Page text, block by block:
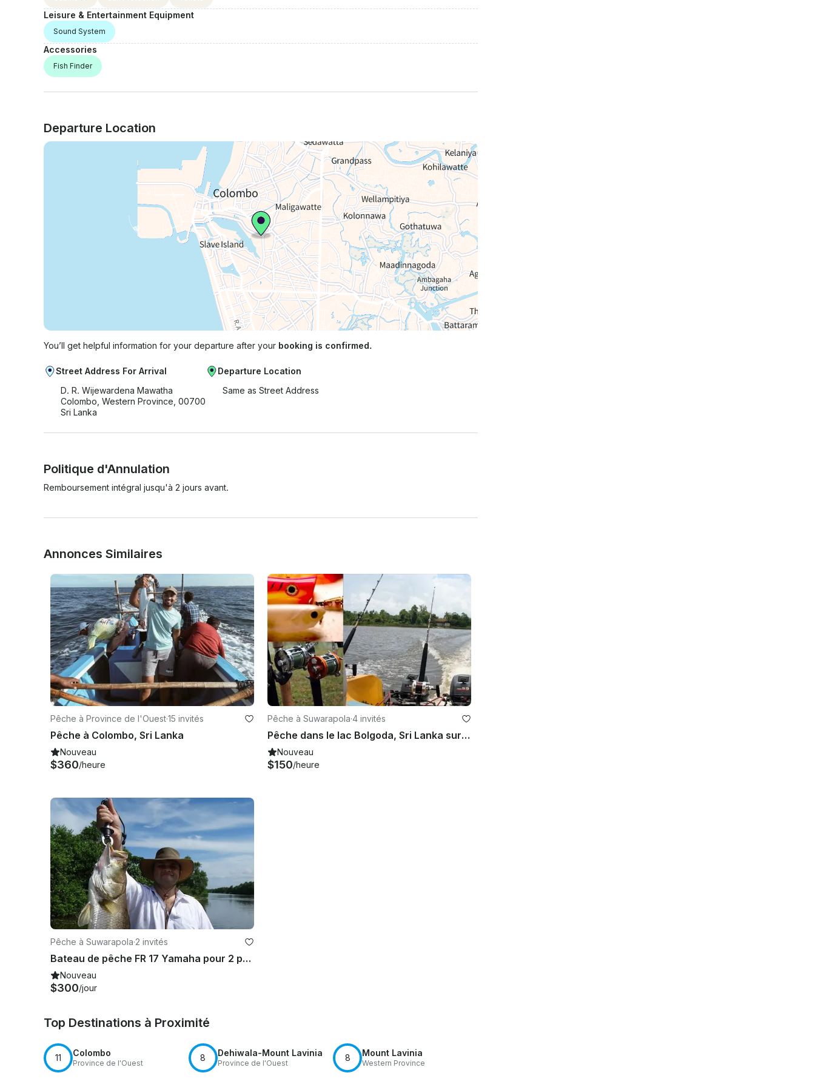
Leisure & Entertainment Equipment
Sound System
Accessories
Fish Finder
Departure Location
You’ll get helpful information for your departure after your booking is confirmed.
Street Address For Arrival
D. R. Wijewardena Mawatha
Colombo, Western Province, 00700
Sri Lanka
Departure Location
Same as Street Address
Politique d'Annulation
Remboursement intégral jusqu'à 2 jours avant.
Annonces Similaires
Pêche à Province de l'Ouest·15 invités
Pêche à Colombo, Sri Lanka
Nouveau
$360/heure
Pêche à Suwarapola·4 invités
Pêche dans le lac Bolgoda, Sri Lanka sur une coque de pêche 19
Nouveau
$150/heure
Pêche à Suwarapola·2 invités
Bateau de pêche FR 17 Yamaha pour 2 pêcheurs dans le lac Bolgoda, Sri Lanka
Nouveau
$300/jour
Top Destinations à Proximité
11 Colombo
Province de l'Ouest
8 Dehiwala-Mount Lavinia
Province de l'Ouest
8 Mount Lavinia
Western Province